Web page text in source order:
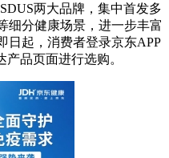
两大品牌，集中首发多
细分健康场景，进一步丰富
日起，消费者登录京东APP
品页面进行选购。